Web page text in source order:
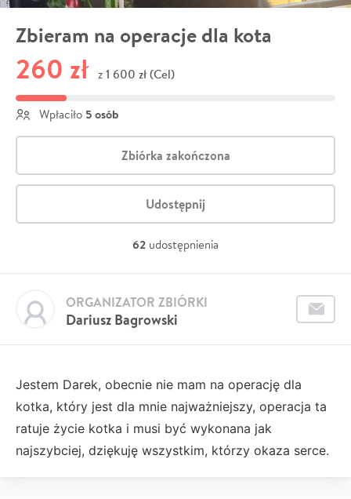
Zbieram na operacje dla kota
260 zł z 1 600 zł (Cel)
Wpłaciło 5 osób
Zbiórka zakończona
Udostępnij
62 udostępnienia
Dariusz Bagrowski
ORGANIZATOR ZBIÓRKI
Jestem Darek, obecnie nie mam na operację dla
kotka, który jest dla mnie najważniejszy, operacja ta
ratuje życie kotka i musi być wykonana jak
najszybciej, dziękuję wszystkim, którzy okaza serce.